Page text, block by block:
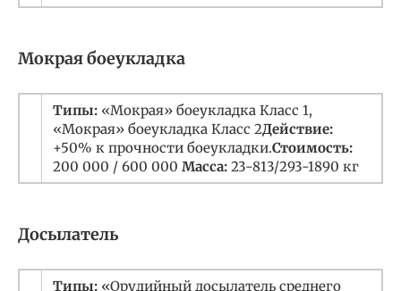
Мокрая боеукладка
Типы: «Мокрая» боеукладка Класс 1,
«Мокрая» боеукладка Класс 2Действие:
+50% к прочности боеукладки.Стоимость:
200 000 / 600 000 Масса: 23-813/293-1890 кг
Досылатель
Типы: «Орудийный досылатель среднего